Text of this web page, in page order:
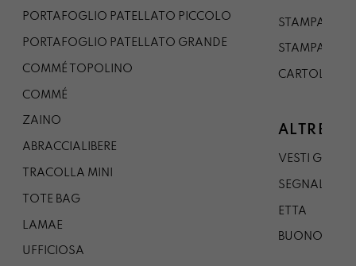
PORTAFOGLIO PATELLATO PICCOLO
PORTAFOGLIO PATELLATO GRANDE
COMMÉ TOPOLINO
COMMÉ
ZAINO
ABRACCIALIBERE
TRACOLLA MINI
TOTE BAG
LAMAE
UFFICIOSA
STAMPA A1
STAMPA A0
CARTOLINA
ALTRE
VESTI
SEGNALIBRO
ETTA
BUONO